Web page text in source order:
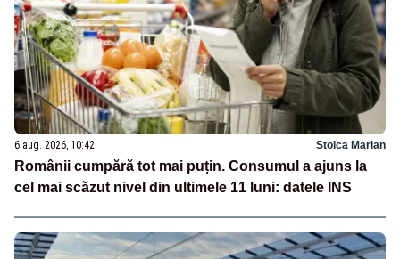
6 aug. 2026, 10:42 Stoica Marian
Românii cumpără tot mai puțin. Consumul a ajuns la
cel mai scăzut nivel din ultimele 11 luni: datele INS